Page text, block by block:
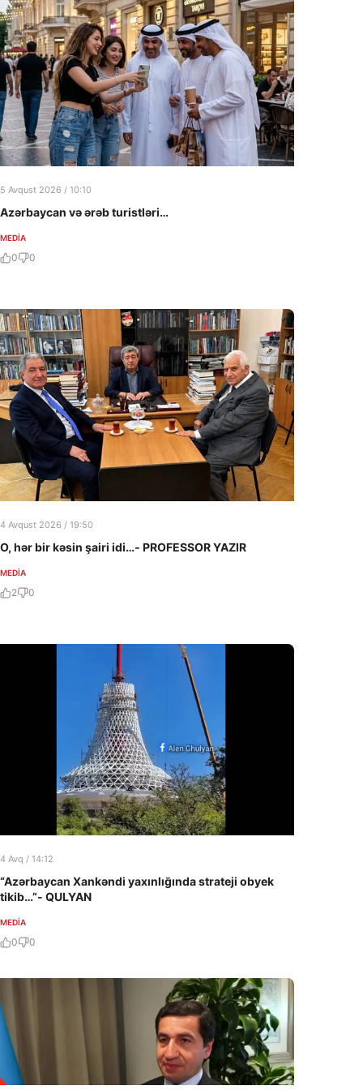
5 Avqust 2026 / 10:10
Azərbaycan və ərəb turistləri…
MEDİA
0 0
4 Avqust 2026 / 19:50
O, hər bir kəsin şairi idi…- PROFESSOR YAZIR
MEDİA
2 0
4 Avq / 14:12
“Azərbaycan Xankəndi yaxınlığında strateji obyek
tikib…”- QULYAN
MEDİA
0 0